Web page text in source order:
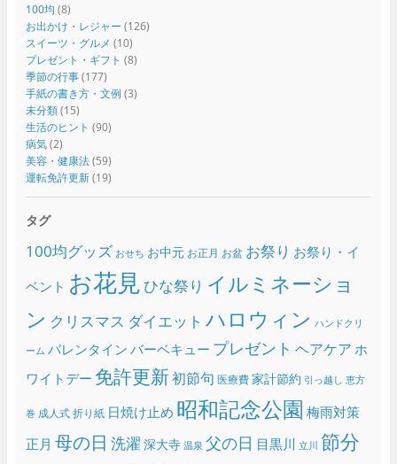
100均 (8)
お出かけ・レジャー (126)
スイーツ・グルメ (10)
プレゼント・ギフト (8)
季節の行事(177)
手紙の書き方・文例 (3)
未分類(15)
生活のヒント (90)
病気(2)
美容・健康法(59)
運転免許更新(19)
タグ
100均グッズ おせち お中元 お正月 お盆 お祭り お祭り・イ
ベント お花見ひな祭り イルミネーショ
ン クリスマス ダイエット ハロウィン ハンドクリ
ーム バレンタイン バーベキュー プレゼント ヘアケア ホ
ワイトデー 免許更新初節句 医療費 家計節約 引っ越し 恵方
巻 成人式 折り紙 日焼け止め 昭和記念公園 梅雨対策
正月 母の日 洗濯 深大寺 温泉 父の日 目黒川 立川 節分